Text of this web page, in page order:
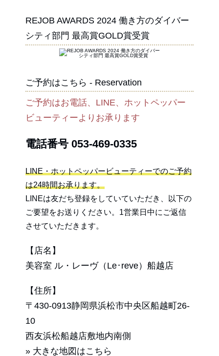
REJOB AWARDS 2024 働き方のダイバー
シティ部門 最高賞GOLD賞受賞
ご予約はこちら - Reservation
ご予約はお電話、LINE、ホットペッパー
ビューティーよりお承ります
電話番号 053-469-0335
LINE・ホットペッパービューティーでのご予約
は24時間お承ります。
LINEは友だち登録をしていていただき、以下の
ご要望をお送りください。1営業日中にご返信
させていただきます。
【店名】
美容室 ル・レーヴ（Le･reve）船越店
【住所】
〒430-0913静岡県浜松市中央区船越町26-
10
西友浜松船越店敷地内南側
» 大きな地図はこちら